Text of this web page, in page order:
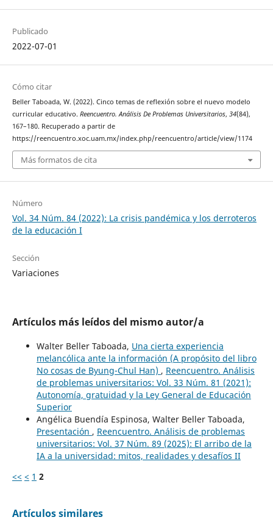
Publicado
2022-07-01
Cómo citar
Beller Taboada, W. (2022). Cinco temas de reflexión sobre el nuevo modelo
curricular educativo. Reencuentro. Análisis De Problemas Universitarios, 34(84),
167–180. Recuperado a partir de
https://reencuentro.xoc.uam.mx/index.php/reencuentro/article/view/1174
Más formatos de cita
Número
Vol. 34 Núm. 84 (2022): La crisis pandémica y los derroteros
de la educación I
Sección
Variaciones
Artículos más leídos del mismo autor/a
Walter Beller Taboada, Una cierta experiencia
melancólica ante la información (A propósito del libro
No cosas de Byung-Chul Han) , Reencuentro. Análisis
de problemas universitarios: Vol. 33 Núm. 81 (2021):
Autonomía, gratuidad y la Ley General de Educación
Superior
Angélica Buendía Espinosa, Walter Beller Taboada,
Presentación , Reencuentro. Análisis de problemas
universitarios: Vol. 37 Núm. 89 (2025): El arribo de la
IA a la universidad: mitos, realidades y desafíos II
<< < 1 2
Artículos similares